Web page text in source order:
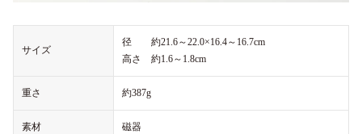
サイズ
径 約21.6～22.0×16.4～16.7cm
高さ 約1.6～1.8cm
重さ 約387g
素材 磁器